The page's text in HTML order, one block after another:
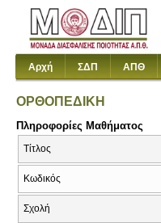
Αρχή ΣΔΠ ΑΠΘ
ΟΡΘΟΠΕΔΙΚΗ
Πληροφορίες Μαθήματος
Τίτλος
Κωδικός
Σχολή